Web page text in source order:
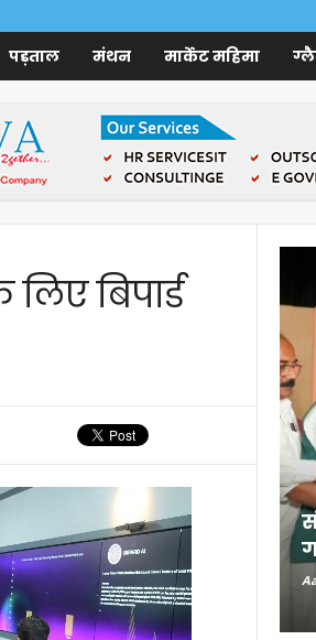
पड़ताल मंथन मार्केट महिमा
बिपार्ड